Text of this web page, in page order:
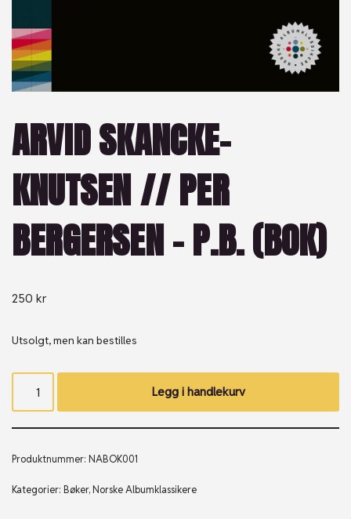
ARVID SKANCKE-
KNUTSEN // PER
BERGERSEN – P.B. (BOK)
250 kr
Utsolgt, men kan bestilles
Legg i handlekurv
Produktnummer: NABOK001
Kategorier: Bøker, Norske Albumklassikere